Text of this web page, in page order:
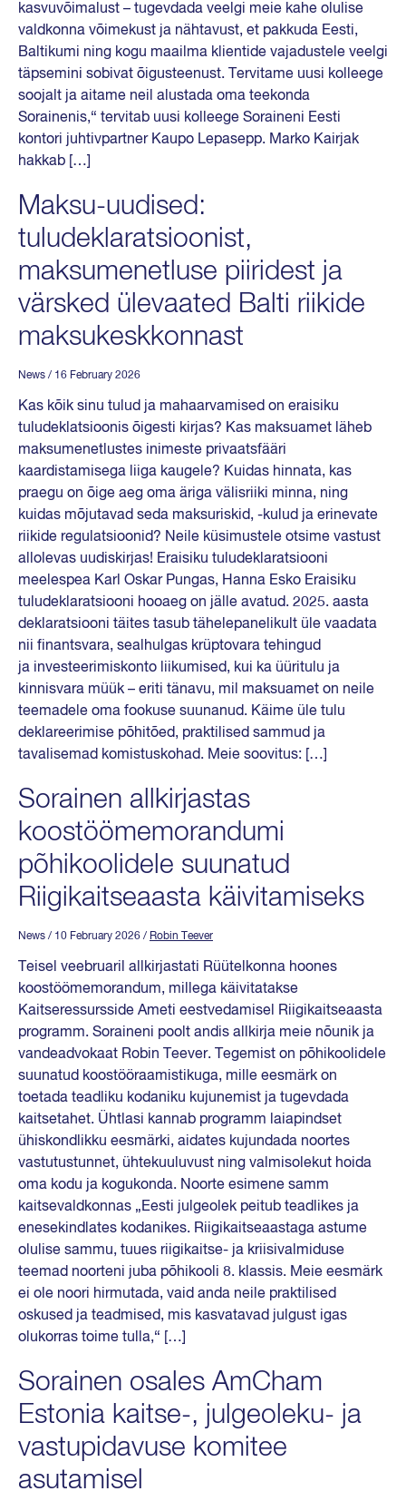
kasvuvõimalust – tugevdada veelgi meie kahe olulise
valdkonna võimekust ja nähtavust, et pakkuda Eesti,
Baltikumi ning kogu maailma klientide vajadustele veelgi
täpsemini sobivat õigusteenust. Tervitame uusi kolleege
soojalt ja aitame neil alustada oma teekonda
Sorainenis,“ tervitab uusi kolleege Soraineni Eesti
kontori juhtivpartner Kaupo Lepasepp. Marko Kairjak
hakkab […]
Maksu-uudised:
tuludeklaratsioonist,
maksumenetluse piiridest ja
värsked ülevaated Balti riikide
maksukeskkonnast
News / 16 February 2026
Kas kõik sinu tulud ja mahaarvamised on eraisiku
tuludeklatsioonis õigesti kirjas? Kas maksuamet läheb
maksumenetlustes inimeste privaatsfääri
kaardistamisega liiga kaugele? Kuidas hinnata, kas
praegu on õige aeg oma äriga välisriiki minna, ning
kuidas mõjutavad seda maksuriskid, -kulud ja erinevate
riikide regulatsioonid? Neile küsimustele otsime vastust
allolevas uudiskirjas! Eraisiku tuludeklaratsiooni
meelespea Karl Oskar Pungas, Hanna Esko Eraisiku
tuludeklaratsiooni hooaeg on jälle avatud. 2025. aasta
deklaratsiooni täites tasub tähelepanelikult üle vaadata
nii finantsvara, sealhulgas krüptovara tehingud
ja investeerimiskonto liikumised, kui ka üüritulu ja
kinnisvara müük – eriti tänavu, mil maksuamet on neile
teemadele oma fookuse suunanud. Käime üle tulu
deklareerimise põhitõed, praktilised sammud ja
tavalisemad komistuskohad. Meie soovitus: […]
Sorainen allkirjastas
koostöömemorandumi
põhikoolidele suunatud
Riigikaitseaasta käivitamiseks
News / 10 February 2026 / Robin Teever
Teisel veebruaril allkirjastati Rüütelkonna hoones
koostöömemorandum, millega käivitatakse
Kaitseressursside Ameti eestvedamisel Riigikaitseaasta
programm. Soraineni poolt andis allkirja meie nõunik ja
vandeadvokaat Robin Teever. Tegemist on põhikoolidele
suunatud koostööraamistikuga, mille eesmärk on
toetada teadliku kodaniku kujunemist ja tugevdada
kaitsetahet. Ühtlasi kannab programm laiapindset
ühiskondlikku eesmärki, aidates kujundada noortes
vastutustunnet, ühtekuuluvust ning valmisolekut hoida
oma kodu ja kogukonda. Noorte esimene samm
kaitsevaldkonnas „Eesti julgeolek peitub teadlikes ja
enesekindlates kodanikes. Riigikaitseaastaga astume
olulise sammu, tuues riigikaitse- ja kriisivalmiduse
teemad noorteni juba põhikooli 8. klassis. Meie eesmärk
ei ole noori hirmutada, vaid anda neile praktilised
oskused ja teadmised, mis kasvatavad julgust igas
olukorras toime tulla,“ […]
Sorainen osales AmCham
Estonia kaitse-, julgeoleku- ja
vastupidavuse komitee
asutamisel